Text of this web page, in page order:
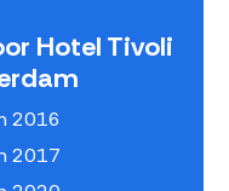
Hotel Tivoli
2016
2017